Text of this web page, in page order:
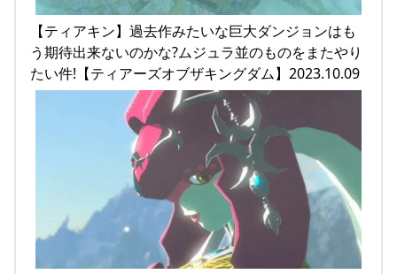
【ティアキン】過去作みたいな巨大ダンジョンはも
う期待出来ないのかな?ムジュラ並のものをまたやり
たい件!【ティアーズオブザキングダム】2023.10.09